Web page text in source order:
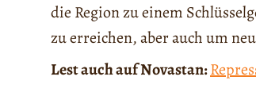
die Region zu einem
zu erreichen, aber auch um
Lest auch auf Novastan: